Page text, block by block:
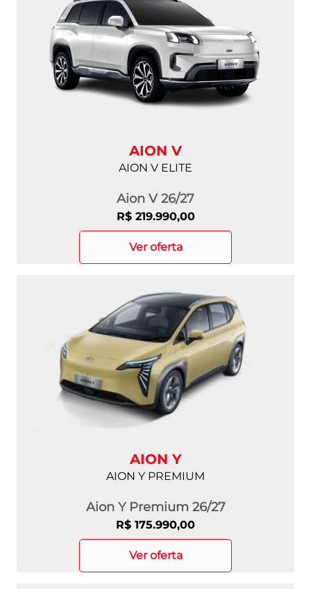
AION V
AION V ELITE
Aion V 26/27
R$ 219.990,00
ver oferta
AION Y
AION Y PREMIUM
Aion Y Premium 26/27
R$ 175.990,00
ver oferta